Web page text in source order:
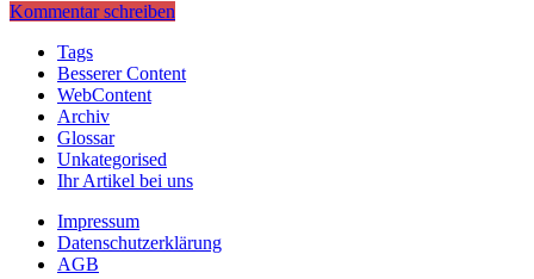
Kommentar schreiben
Tags
Besserer Content
WebContent
Archiv
Glossar
Unkategorised
Ihr Artikel bei uns
Impressum
Datenschutzerklärung
AGB